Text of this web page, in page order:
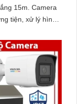
Camera
tiện, xử lý hình